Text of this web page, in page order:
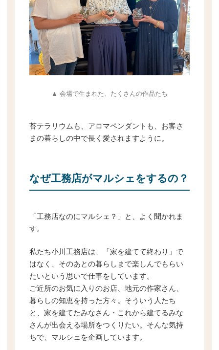
▲ 会場で生まれた、たくさんの作品たち
苔テラリウムも、アロマペンダントも、お客さ
まの暮らしの中で長く愛されますように。
なぜ工務店がマルシェをするの？
「工務店なのにマルシェ？」と、よく聞かれま
す。
私たち小川工務店は、「家を建てて終わり」で
はなく、そのあとの暮らしまで楽しんでもらい
たいという思いで仕事をしています。
ご近所のお気に入りのお店、地元の作家さん、
暮らしの知恵を持った方々。そういう人たち
と、家を建てたみなさん・これから建てるみな
さんが出会える場所をつくりたい。そんな気持
ちで、マルシェを企画しています。